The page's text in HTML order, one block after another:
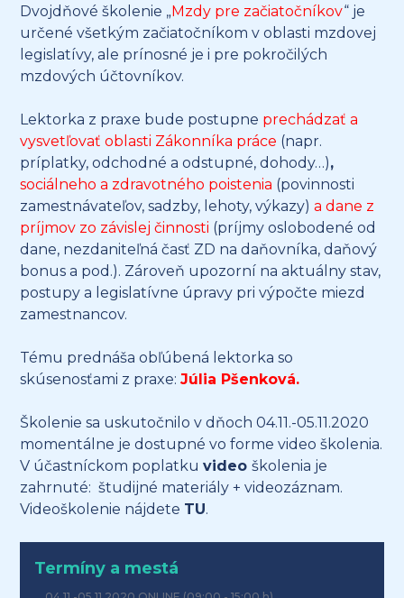
Dvojdňové školenie „Mzdy pre začiatočníkov“ je
určené všetkým začiatočníkom v oblasti mzdovej
legislatívy, ale prínosné je i pre pokročilých
mzdových účtovníkov.
Lektorka z praxe bude postupne prechádzať a
vysvetľovať oblasti Zákonníka práce (napr.
príplatky, odchodné a odstupné, dohody…),
sociálneho a zdravotného poistenia (povinnosti
zamestnávateľov, sadzby, lehoty, výkazy)a dane z
príjmov zo závislej činnosti (príjmy oslobodené od
dane, nezdaniteľná časť ZD na daňovníka, daňový
bonus a pod.). Zároveň upozorní na aktuálny stav,
postupy a legislatívne úpravy pri výpočte miezd
zamestnancov.
Tému prednáša obľúbená lektorka so
skúsenosťami z praxe:Júlia Pšenková.
Školenie sa uskutočnilo v dňoch 04.11.-05.11.2020
momentálne je dostupné vo forme video školenia.
V účastníckom poplatkuvideoškolenia je
zahrnuté: študijné materiály + videozáznam.
Videoškolenie nájdete TU.
Termíny a mestá